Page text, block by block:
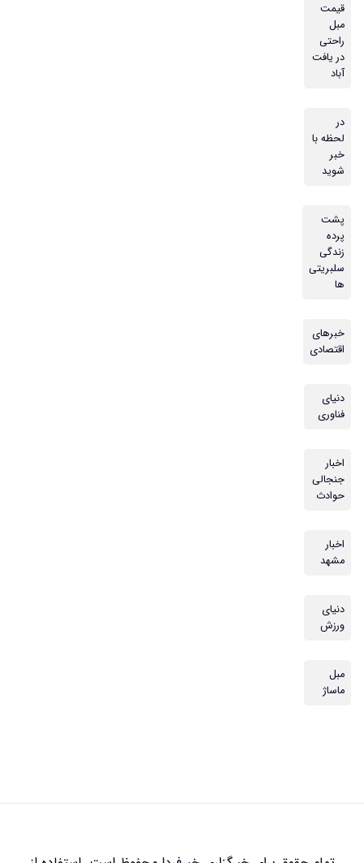
قیمت
مبل
راحتی
در یافت
آباد
در
لحظه با
خبر
شوید
پشت
پرده
زندگی
سلبریتی
ها
خبرهای
اقتصادی
دنیای
فناوری
اخبار
جنجالی
حوادث
اخبار
مشهد
دنیای
ورزش
مبل
ماساژ